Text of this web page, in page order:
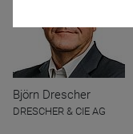
Björn Drescher
DRESCHER & CIE AG